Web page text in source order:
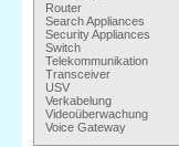
Router
Search Appliances
Security Appliances
Switch
Telekommunikation
Transceiver
USV
Verkabelung
Videoüberwachung
Voice Gateway